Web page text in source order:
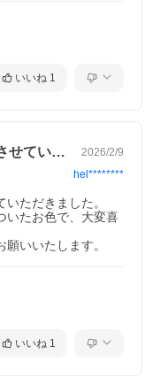
いいね 1
知り合いへのプレゼントで購入させていた… 2026/2/9
hel********
ただきました。
いたお色で、大変喜
いいたします。
いいね 1